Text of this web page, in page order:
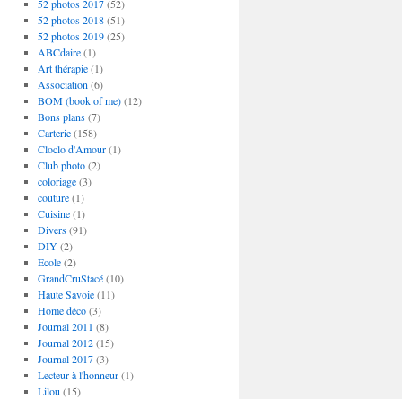
52 photos 2017(52)
52 photos 2018(51)
52 photos 2019(25)
ABCdaire(1)
Art thérapie(1)
Association (6)
BOM (book of me)(12)
Bons plans(7)
Carterie(158)
Cloclo d'Amour(1)
Club photo(2)
coloriage(3)
couture(1)
Cuisine(1)
Divers(91)
DIY(2)
Ecole(2)
GrandCruStacé(10)
Haute Savoie(11)
Home déco(3)
Journal 2011 (8)
Journal 2012(15)
Journal 2017(3)
Lecteur à l'honneur(1)
Lilou (15)